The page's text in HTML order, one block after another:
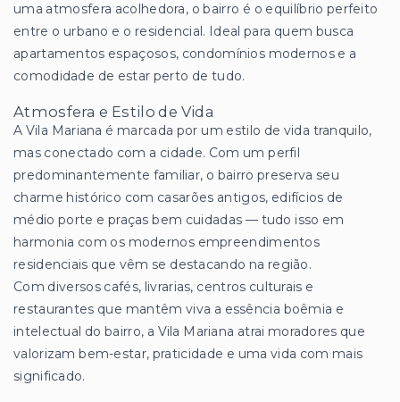
uma atmosfera acolhedora, o bairro é o equilíbrio perfeito
entre o urbano e o residencial. Ideal para quem busca
apartamentos espaçosos, condomínios modernos e a
comodidade de estar perto de tudo.
Atmosfera e Estilo de Vida
A Vila Mariana é marcada por um estilo de vida tranquilo,
mas conectado com a cidade. Com um perfil
predominantemente familiar, o bairro preserva seu
charme histórico com casarões antigos, edifícios de
médio porte e praças bem cuidadas — tudo isso em
harmonia com os modernos empreendimentos
residenciais que vêm se destacando na região.
Com diversos cafés, livrarias, centros culturais e
restaurantes que mantêm viva a essência boêmia e
intelectual do bairro, a Vila Mariana atrai moradores que
valorizam bem-estar, praticidade e uma vida com mais
significado.